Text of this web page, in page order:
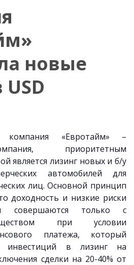
новые
компания «Евротайм» –
приоритетным
является лизинг новых и б/у
автомобилей для
лиц. Основной принцип
доходность и низкие риски
совершаются только с
при условии
платежа, который
инвестиций в лизинг на
сделки на 20-40% от